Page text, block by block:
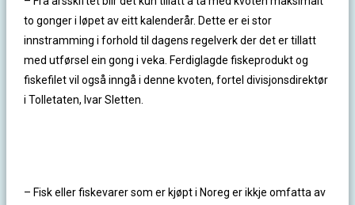
to gonger i løpet av eitt kalenderår. Dette er ei stor
innstramming i forhold til dagens regelverk der det er tillatt
med utførsel ein gong i veka. Ferdiglagde fiskeprodukt og
fiskefilet vil også inngå i denne kvoten, fortel divisjonsdirektør
i Tolletaten, Ivar Sletten.
– Fisk eller fiskevarer som er kjøpt i Noreg er ikkje omfatta av